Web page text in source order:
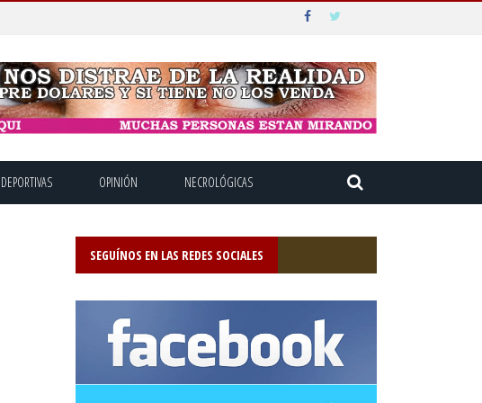
DEPORTIVAS OPINIÓN NECROLÓGICAS
SEGUÍNOS EN LAS REDES SOCIALES